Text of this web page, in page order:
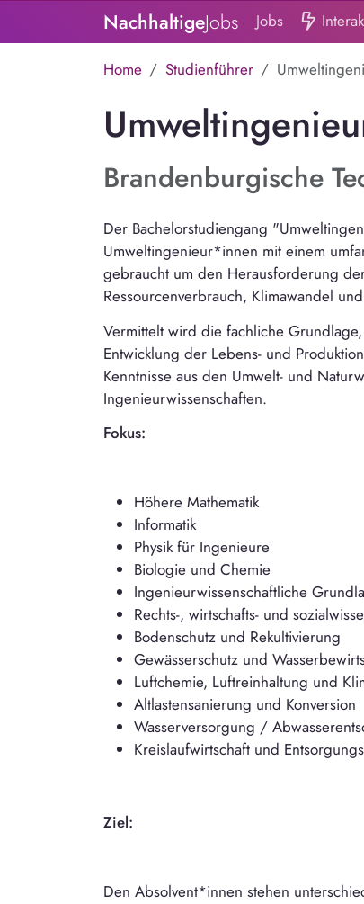
NachhaltigeJobs Jobs
Home Studienführer
Brandenburgische
Der Bachelorstudiengang
Umweltingenieur*innen mit einem
gebraucht um den Herausforderung
Ressourcenverbrauch, Klimawandel
Vermittelt wird die fachliche
Entwicklung der Lebens- und
Kenntnisse aus den Umwelt- und
Ingenieurwissenschaften.
Fokus:
Höhere Mathematik
Informatik
Physik für Ingenieure
Biologie und Chemie
Ingenieurwissenschaftliche
Rechts-, wirtschafts- und
Bodenschutz und Rekultivierung
Gewässerschutz und
Luftchemie, Luftreinhaltung und
Altlastensanierung und Konversion
Wasserversorgung /
Kreislaufwirtschaft und
Ziel:
Den Absolvent*innen stehen